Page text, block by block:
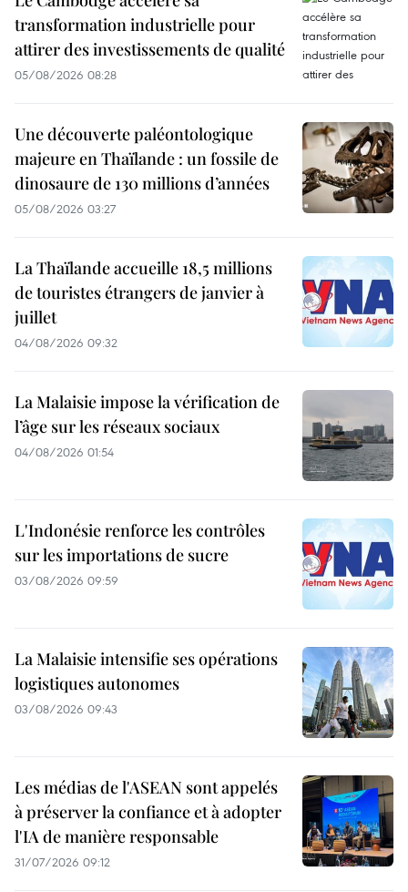
transformation industrielle pour
attirer des investissements de qualité
05/08/2026 08:28
Une découverte paléontologique
majeure en Thaïlande : un fossile de
dinosaure de 130 millions d’années
05/08/2026 03:27
La Thaïlande accueille 18,5 millions
de touristes étrangers de janvier à
juillet
04/08/2026 09:32
La Malaisie impose la vérification de
l’âge sur les réseaux sociaux
04/08/2026 01:54
L'Indonésie renforce les contrôles
sur les importations de sucre
03/08/2026 09:59
La Malaisie intensifie ses opérations
logistiques autonomes
03/08/2026 09:43
Les médias de l'ASEAN sont appelés
à préserver la confiance et à adopter
l'IA de manière responsable
31/07/2026 09:12